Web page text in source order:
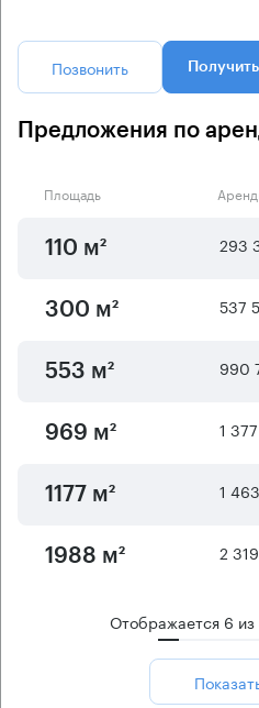
Позвонить
Предложения по
Площадь
110 м² 293
300 м² 537
553 м² 990
969 м² 1
1177 м² 1
1988 м² 2
Отображается 6 из